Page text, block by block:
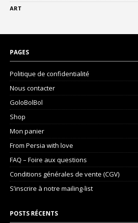
ART
PAGES
Politique de confidentialité
Nous contacter
GoloBolBol
Shop
Mon panier
From Persia with love
FAQ – Foire aux questions
Conditions générales de vente (CGV)
S’inscrire à notre mailing-list
POSTS RÉCENTS